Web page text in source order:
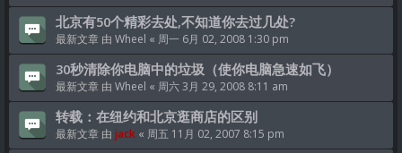
北京有50个精彩去处,不知道你去过几处?
最新文章 由 Wheel « 周一 6月 02, 2008 1:30 pm
30秒清除你电脑中的垃圾（使你电脑急速如飞）
最新文章 由 Wheel « 周六 3月 29, 2008 8:11 am
转载：在纽约和北京逛商店的区别
最新文章 由 jack « 周五 11月 02, 2007 8:15 pm